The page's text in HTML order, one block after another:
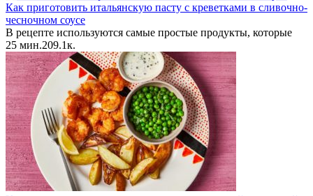
Как приготовить итальянскую пасту с креветками в сливочно-
чесночном соусе
В рецепте используются самые простые продукты, которые
25 мин.209.1к.